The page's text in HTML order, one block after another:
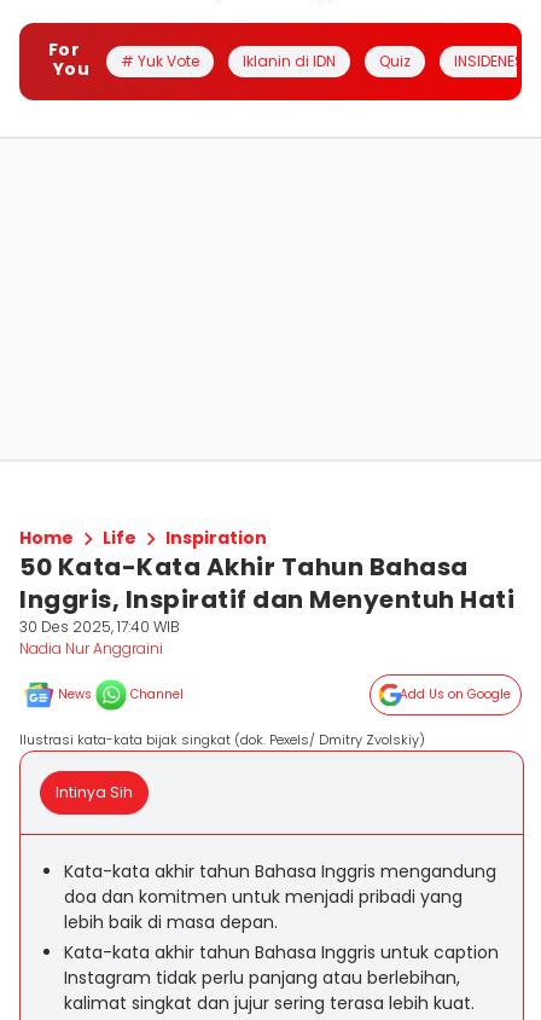
For
You
# Yuk Vote Iklanin di IDN Quiz INSIDENESIA
Home Life Inspiration
50 Kata-Kata Akhir Tahun Bahasa
Inggris, Inspiratif dan Menyentuh Hati
30 Des 2025, 17:40 WIB
Nadia Nur Anggraini
News Channel Add Us on Google
Ilustrasi kata-kata bijak singkat (dok. Pexels/ Dmitry Zvolskiy)
Intinya Sih
Kata-kata akhir tahun Bahasa Inggris mengandung
doa dan komitmen untuk menjadi pribadi yang
lebih baik di masa depan.
Kata-kata akhir tahun Bahasa Inggris untuk caption
Instagram tidak perlu panjang atau berlebihan,
kalimat singkat dan jujur sering terasa lebih kuat.